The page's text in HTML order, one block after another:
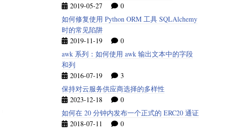
2019-05-27
0
如何修复使用 Python ORM 工具 SQLAlchemy
时的常见陷阱
2019-11-19
0
awk 系列：如何使用 awk 输出文本中的字段
和列
2016-07-19
3
保持对云服务供应商选择的多样性
2023-12-18
0
如何在 20 分钟内发布一个正式的 ERC20 通证
2018-07-11
0